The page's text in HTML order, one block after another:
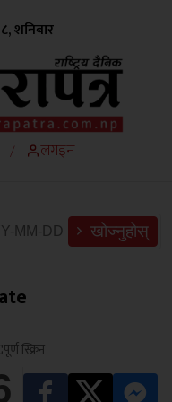
शनिबार
/ लगइन
खोज्नुहोस्
पूर्ण स्क्रिन